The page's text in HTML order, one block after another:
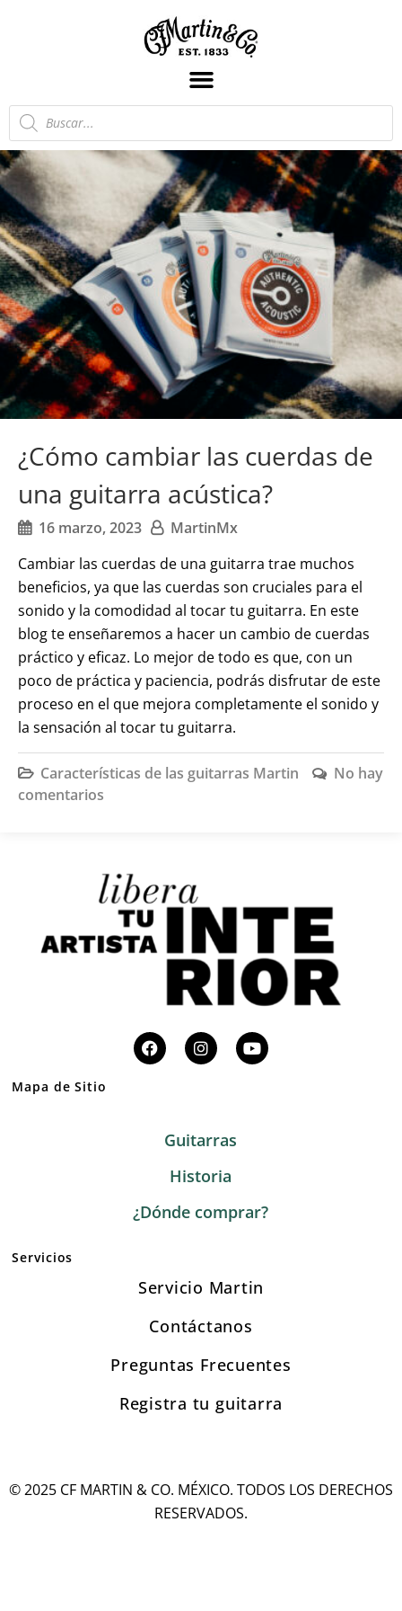
¿Cómo cambiar las cuerdas de
una guitarra acústica?
16 marzo, 2023
MartinMx
Cambiar las cuerdas de una guitarra trae muchos
beneficios, ya que las cuerdas son cruciales para el
sonido y la comodidad al tocar tu guitarra. En este
blog te enseñaremos a hacer un cambio de cuerdas
práctico y eficaz. Lo mejor de todo es que, con un
poco de práctica y paciencia, podrás disfrutar de este
proceso en el que mejora completamente el sonido y
la sensación al tocar tu guitarra.
Características de las guitarras Martin
No hay
comentarios
Mapa de Sitio
Guitarras
Historia
¿Dónde comprar?
Servicios
Servicio Martin
Contáctanos
Preguntas Frecuentes
Registra tu guitarra
© 2025 CF MARTIN & CO. MÉXICO. TODOS LOS DERECHOS
RESERVADOS.